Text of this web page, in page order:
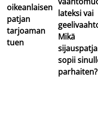
oikeanlaisen
patjan
tarjoaman
tuen
lateksi vai
Mikä
sopii
parhaiten?